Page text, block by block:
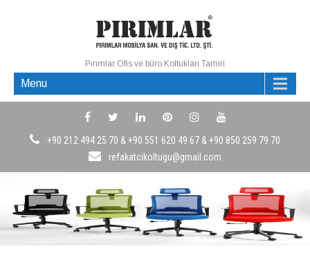
Pırımlar Ofis ve büro Koltukları Tamiri
Menu
+90 212 494 25 70 & +90 551 620 49 67 & +90 850 259 79 70
refakatcikoltugu@gmail.com